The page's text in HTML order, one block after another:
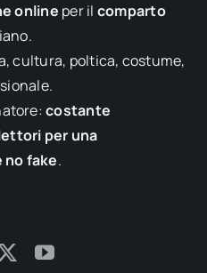
online per il comparto
cultura, poltica, costume,
costante
per una
fake.